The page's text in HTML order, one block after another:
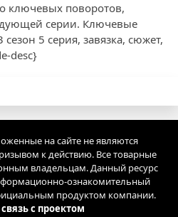
ключевых поворотов,
серии. Ключевые
5 серия, завязка, сюжет,
desc}
на сайте не являются
к действию. Все товарные
владельцам. Данный ресурс
ознакомительный
продуктом компании.
с проектом